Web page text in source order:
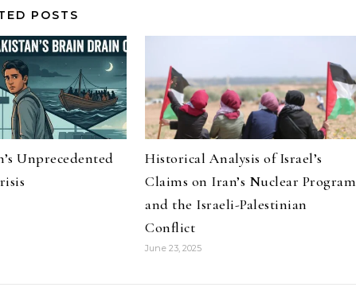
POSTS
Unprecedented
Historical Analysis of Israel’s
Claims on Iran’s Nuclear Program
and the Israeli-Palestinian
Conflict
June 23, 2025